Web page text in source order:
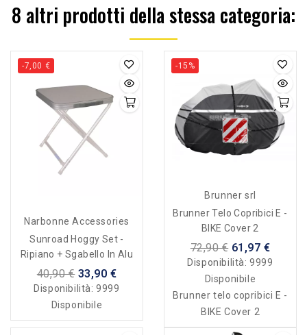
8 altri prodotti della stessa categoria:
-7,00 €
Narbonne Accessories
Sunroad Hoggy Set -
Ripiano + Sgabello In Alu
40,90 € 33,90 €
Disponibilità:9999
Disponibile
-15%
Brunner srl
Brunner Telo Copribici E -
BIKE Cover 2
72,90 € 61,97 €
Disponibilità:9999
Disponibile
Brunner telo copribici E -
BIKE Cover 2